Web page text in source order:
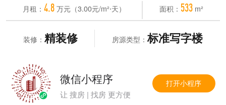
月租： 4.8 万元（3.00元/m²⋅天） 面积： 533 m²
装修： 精装修 房源类型：标准写字楼
微信小程序
让 搜房 | 找房 更方便
打开小程序